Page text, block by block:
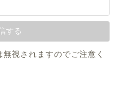
視されますのでご注意く